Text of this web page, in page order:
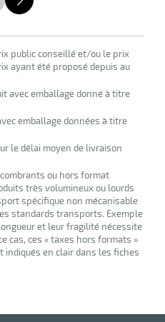
public conseillé et/ou le prix
ayant été proposé depuis au
avec emballage donné à titre
emballage données à titre
le délai moyen de livraison
ou hors format
très volumineux ou lourds
spécifique non mécanisable
standards transports. Exemple
et leur fragilité nécessite
cas, ces « taxes hors formats »
en clair dans les fiches